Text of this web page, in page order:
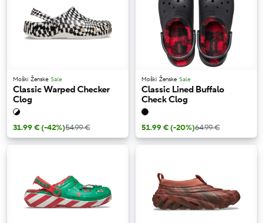
Moški Ženske Sale
Classic Warped Checker
Clog
31.99 €(-42%)54.99 €
Moški Ženske Sale
Classic Lined Buffalo
Check Clog
51.99 €(-20%)64.99 €